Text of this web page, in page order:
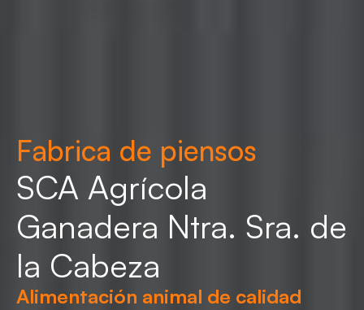
Fabrica de piensos
SCA Agrícola
Ganadera Ntra. Sra. de
la Cabeza
Alimentación animal de calidad